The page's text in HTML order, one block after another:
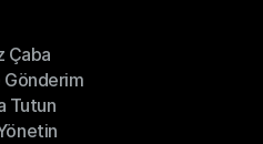
Çaba
Çaba
Gönderim
Tutun
Tutun